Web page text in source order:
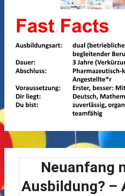
Neuanfang
Ausbildung? –